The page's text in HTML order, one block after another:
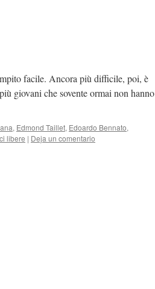
facile. Ancora più difficile, poi, è
giovani che sovente ormai non hanno
, Edmond Taillet, Edoardo Bennato,
libere | Deja un comentario